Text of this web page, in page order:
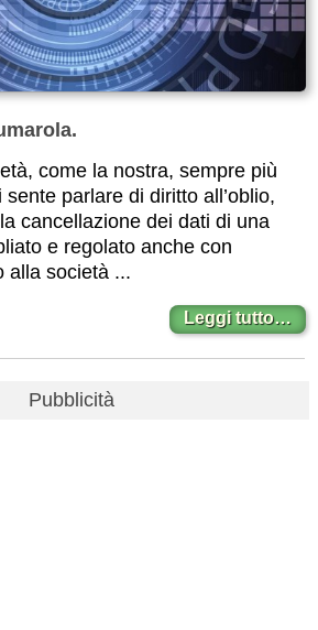
come la nostra, sempre più
parlare di diritto all’oblio,
cancellazione dei dati di una
e regolato anche con
alla società ...
Leggi tutto…
Pubblicità